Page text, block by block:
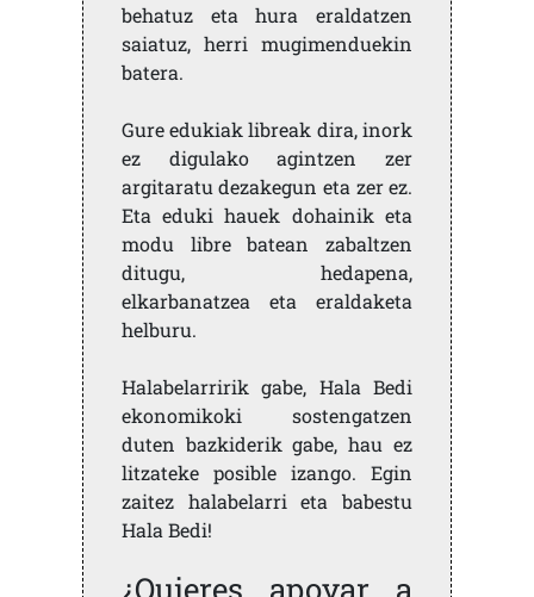
behatuz eta hura eraldatzen
saiatuz, herri mugimenduekin
batera.
Gure edukiak libreak dira, inork
ez digulako agintzen zer
argitaratu dezakegun eta zer ez.
Eta eduki hauek dohainik eta
modu libre batean zabaltzen
ditugu, hedapena,
elkarbanatzea eta eraldaketa
helburu.
Halabelarririk gabe, Hala Bedi
ekonomikoki sostengatzen
duten bazkiderik gabe, hau ez
litzateke posible izango. Egin
zaitez halabelarri eta babestu
Hala Bedi!
¿Quieres apoyar a